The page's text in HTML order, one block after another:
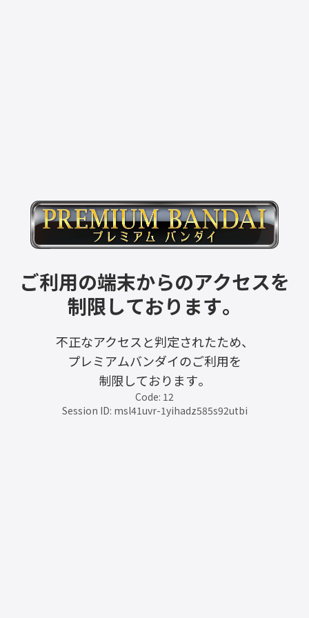
ご利用の端末からのアクセスを
制限しております。
不正なアクセスと判定されたため、
プレミアムバンダイのご利用を
制限しております。
Code: 12
Session ID: msl41uvr-1yihadz585s92utbi